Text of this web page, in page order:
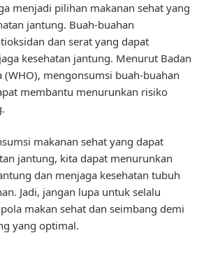
menjadi pilihan makanan sehat yang
jantung. Buah-buahan
dan serat yang dapat
kesehatan jantung. Menurut Badan
(WHO), mengonsumsi buah-buahan
membantu menurunkan risiko
makanan sehat yang dapat
jantung, kita dapat menurunkan
dan menjaga kesehatan tubuh
Jadi, jangan lupa untuk selalu
makan sehat dan seimbang demi
yang optimal.